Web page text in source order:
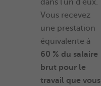
dans l'un d'eux.
Vous recevez
une prestation
équivalente à
60 % du salaire
brut pour le
travail que vous